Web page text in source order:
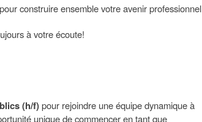
construire ensemble votre avenir professionnel
à votre écoute!
(h/f)pour rejoindre une équipe dynamique à
unique de commencer en tant que